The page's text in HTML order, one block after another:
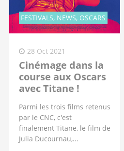
FESTIVALS, NEWS, OSCARS
28 Oct 2021
Cinémage dans la
course aux Oscars
avec Titane !
Parmi les trois films retenus
par le CNC, c'est
finalement Titane, le film de
Julia Ducournau,...